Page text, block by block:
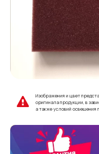
Изображения и цвет
оригинала продукции, в
а также условий освещения